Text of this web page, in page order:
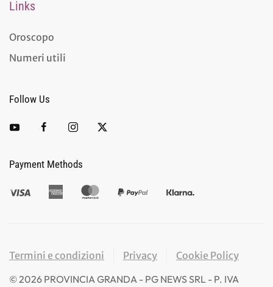
Links
Oroscopo
Numeri utili
Follow Us
Payment Methods
Termini e condizioni Privacy
Cookie Policy
©2026 PROVINCIA GRANDA - PG NEWS SRL - P. IVA